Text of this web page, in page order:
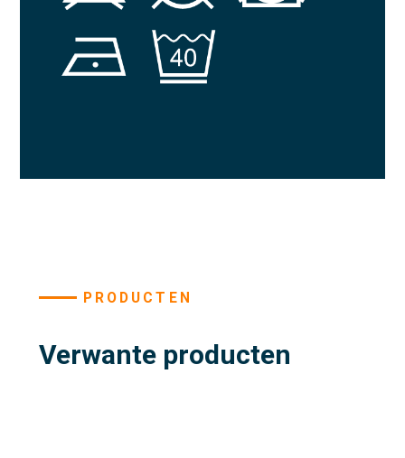
PRODUCTEN
Verwante producten